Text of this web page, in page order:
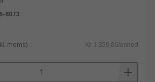
8073
moms) Kr. 1.359,86/enhed